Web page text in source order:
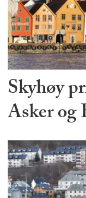
Skyhøy
Asker